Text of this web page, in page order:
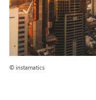
© instamatics